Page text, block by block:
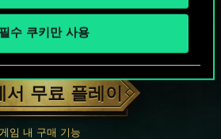
필수 쿠키만 사용
판 어떠신가요?
서 무료 플레이
게임 내 구매 기능